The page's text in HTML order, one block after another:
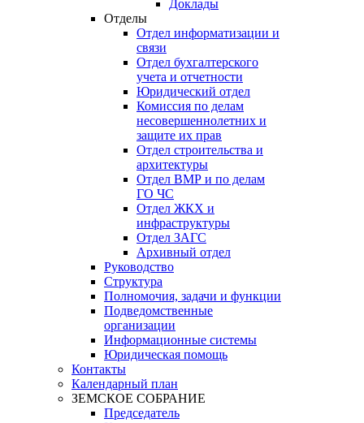
Доклады
Отделы
Отдел информатизации и
связи
Отдел бухгалтерского
учета и отчетности
Юридический отдел
Комиссия по делам
несовершеннолетних и
защите их прав
Отдел строительства и
архитектуры
Отдел ВМР и по делам
ГО ЧС
Отдел ЖКХ и
инфраструктуры
Отдел ЗАГС
Архивный отдел
Руководство
Структура
Полномочия, задачи и функции
Подведомственные
организации
Информационные системы
Юридическая помощь
Контакты
Календарный план
ЗЕМСКОЕ СОБРАНИЕ
Председатель